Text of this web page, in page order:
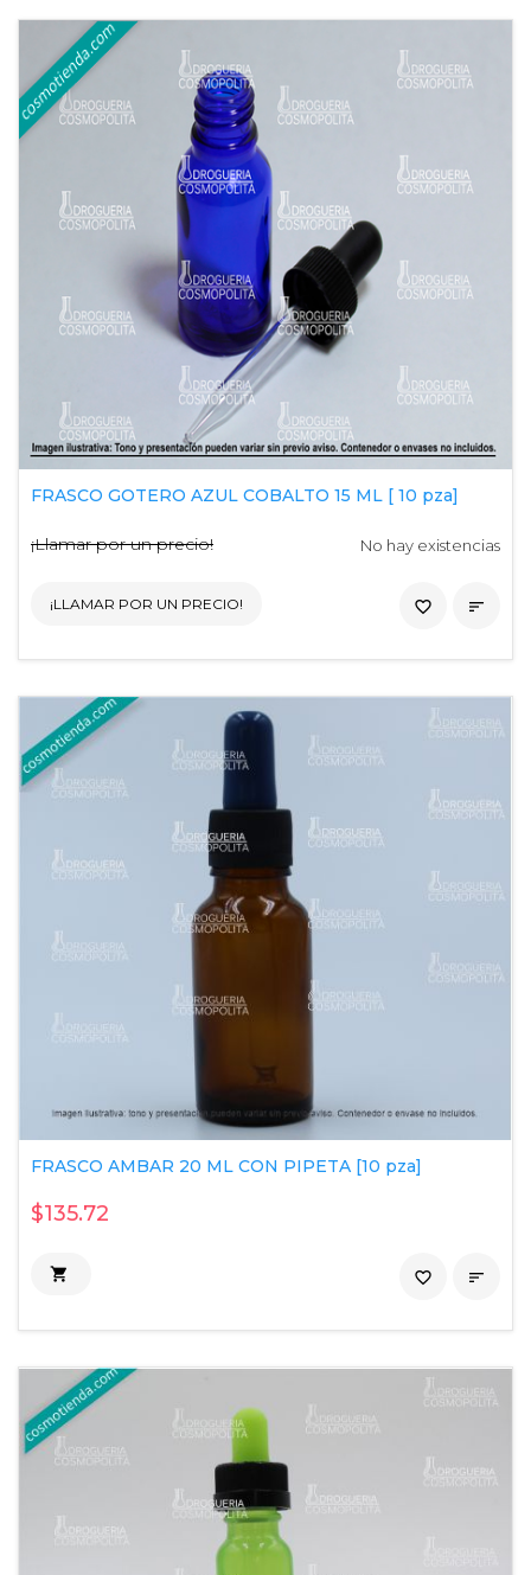
FRASCO GOTERO AZUL COBALTO 15 ML [ 10 pza]
¡Llamar por un precio! No hay existencias
¡LLAMAR POR UN PRECIO! 
favorite_border
FRASCO AMBAR 20 ML CON PIPETA [10 pza]
$135.72
 
favorite_border